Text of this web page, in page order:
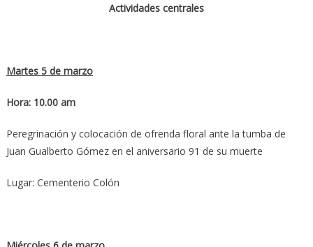
Actividades centrales
Martes 5 de marzo
Hora: 10.00 am
Peregrinación y colocación de ofrenda floral ante la tumba de
Juan Gualberto Gómez en el aniversario 91 de su muerte
Lugar: Cementerio Colón